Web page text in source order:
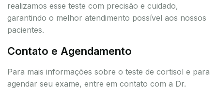
realizamos esse teste com precisão e cuidado,
garantindo o melhor atendimento possível aos nossos
pacientes.
Contato e Agendamento
Para mais informações sobre o teste de cortisol e para
agendar seu exame, entre em contato com a Dr.